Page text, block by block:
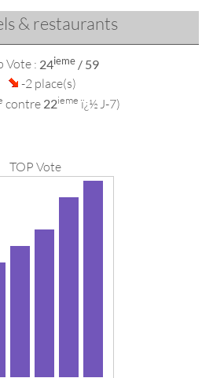
& restaurants
Vote : 24ieme / 59
-2 place(s)
contre 22ieme ï¿½ J-7)
TOP Vote